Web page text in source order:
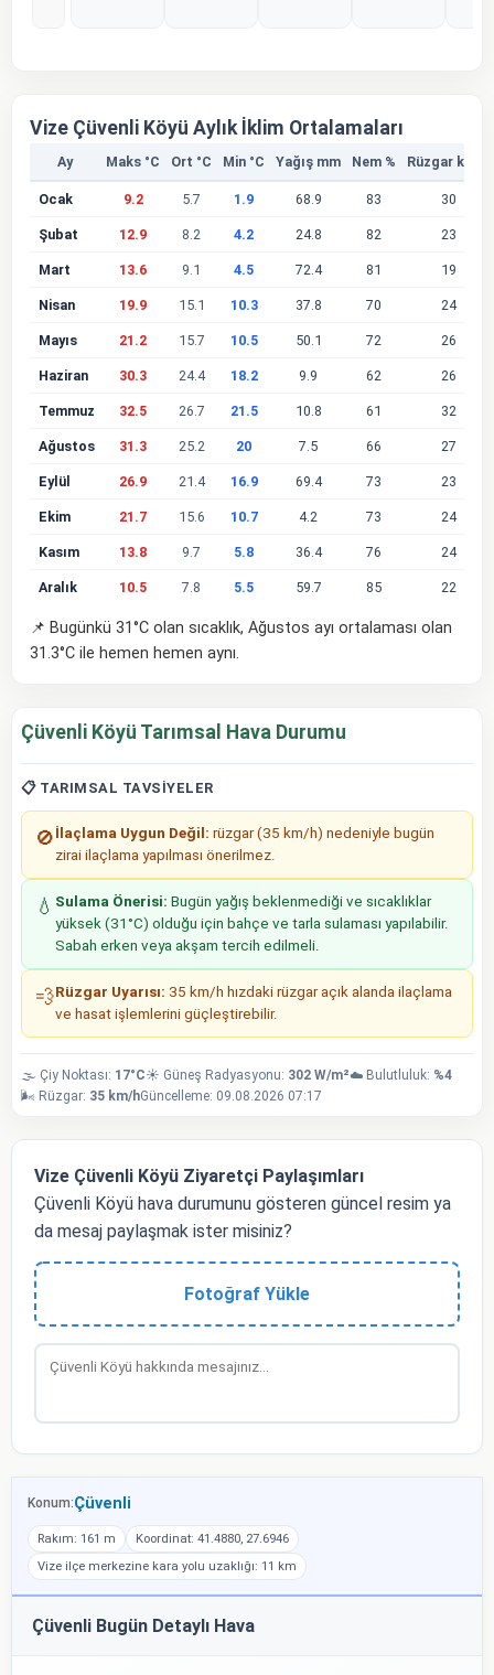
Vize Çüvenli Köyü Aylık İklim Ortalamaları
Ay Maks °C Ort °C Min °C Yağış mm Nem % Rüzgar km/s
Ocak 9.2 5.7 1.9 68.9 83 30
Şubat 12.9 8.2 4.2 24.8 82 23
Mart 13.6 9.1 4.5 72.4 81 19
Nisan 19.9 15.1 10.3 37.8 70 24
Mayıs 21.2 15.7 10.5 50.1 72 26
Haziran 30.3 24.4 18.2 9.9 62 26
Temmuz 32.5 26.7 21.5 10.8 61 32
Ağustos 31.3 25.2 20 7.5 66 27
Eylül 26.9 21.4 16.9 69.4 73 23
Ekim 21.7 15.6 10.7 4.2 73 24
Kasım 13.8 9.7 5.8 36.4 76 24
Aralık 10.5 7.8 5.5 59.7 85 22
📌 Bugünkü 31°C olan sıcaklık, Ağustos ayı ortalaması olan
31.3°C ile hemen hemen aynı.
Çüvenli Köyü Tarımsal Hava Durumu
📋 TARIMSAL TAVSIYELER
🚫 İlaçlama Uygun Değil: rüzgar (35 km/h) nedeniyle bugün
zirai ilaçlama yapılması önerilmez.
💧 Sulama Önerisi: Bugün yağış beklenmediği ve sıcaklıklar
yüksek (31°C) olduğu için bahçe ve tarla sulaması yapılabilir.
Sabah erken veya akşam tercih edilmeli.
💨Rüzgar Uyarısı: 35 km/h hızdaki rüzgar açık alanda ilaçlama
ve hasat işlemlerini güçleştirebilir.
🌫️ Çiy Noktası: 17°C☀️ Güneş Radyasyonu: 302 W/m²☁️ Bulutluluk: %4
🌬️ Rüzgar: 35 km/hGüncelleme: 09.08.2026 07:17
Vize Çüvenli Köyü Ziyaretçi Paylaşımları
Çüvenli Köyü hava durumunu gösteren güncel resim ya
da mesaj paylaşmak ister misiniz?
Fotoğraf Yükle
Konum:Çüvenli
Rakım: 161 m
Koordinat: 41.4880, 27.6946
Vize ilçe merkezine kara yolu uzaklığı: 11 km
Çüvenli Bugün Detaylı Hava